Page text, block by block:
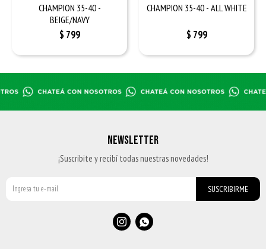
CHAMPION 35-40 -
BEIGE/NAVY
$ 799
CHAMPION 35-40 - ALL WHITE
$ 799
NEWSLETTER
¡Suscribite y recibí todas nuestras novedades!
SUSCRIBIRME
 